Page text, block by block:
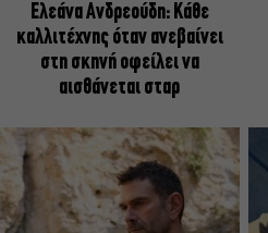
Ελεάνα Ανδρεούδη: Κάθε
καλλιτέχνης όταν ανεβαίνει
στη σκηνή οφείλει να
αισθάνεται σταρ